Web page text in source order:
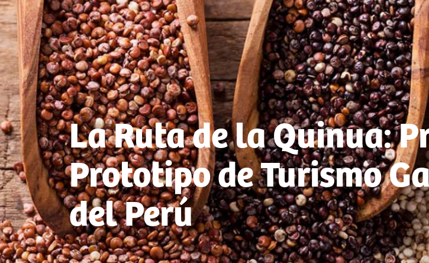
La Ruta de la Quinua:
Prototipo de Turismo
del Perú